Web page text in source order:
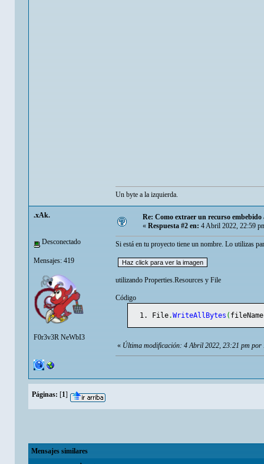
Un byte a la izquierda.
.xAk.
Desconectado
Mensajes: 419
F0r3v3R NeWbI3
Re: Como extraer un recurso embebido
«Respuesta #2 en:4 Abril 2022, 22:59
Si está en tu proyecto tiene un nombre. Lo utilizas
utilizando Properties.Resources y File
Código
File.WriteAllBytes (
«Última modificación: 4 Abril 2022, 23:21 pm por
Páginas: [1]
Mensajes similares